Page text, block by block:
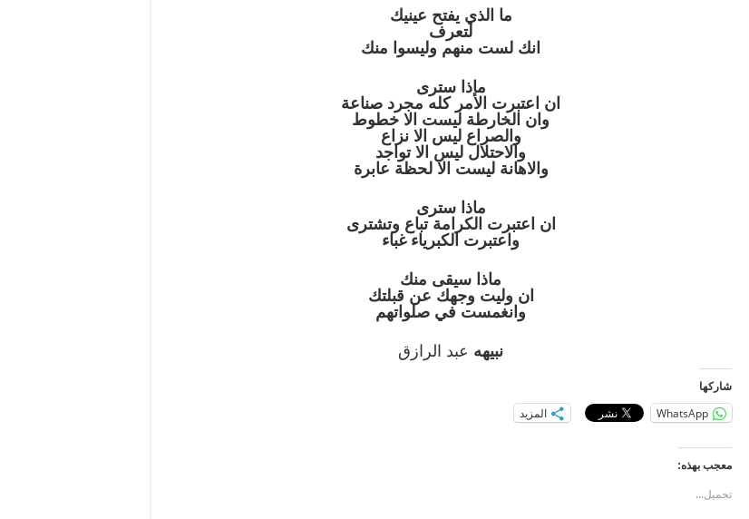
ما الذي يفتح عينيك
لتعرف
انك لست منهم وليسوا منك
ماذا سترى
ان اعتبرت الأمر كله مجرد صناعة
وان الخارطة ليست الا خطوط
والصراع ليس الا نزاع
والاحتلال ليس الا تواجد
والاهانة ليست الا لحظة عابرة
ماذا سترى
ان اعتبرت الكرامة تباع وتشترى
واعتبرت الكبرياء غباء
ماذا سيقى منك
ان وليت وجهك عن قبلتك
وانغمست في صلواتهم
نبيهه عبد الرازق
شاركها
WhatsApp المزيد
معجب بهذه:
تحميل...